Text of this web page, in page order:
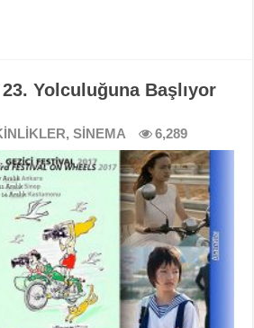
Yolculuğuna Başlıyor
,SİNEMA 6,289